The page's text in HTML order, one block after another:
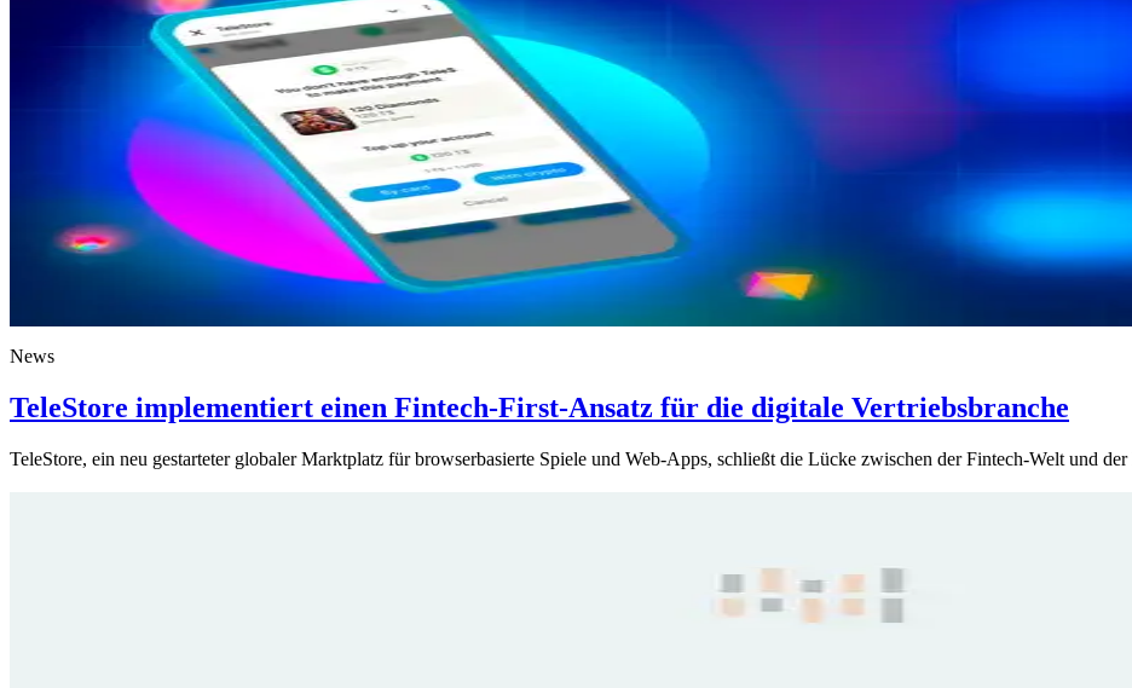
News
TeleStore implementiert einen Fintech-First-Ansatz für die digitale Vertriebsbranche
TeleStore, ein neu gestarteter globaler Marktplatz für browserbasierte Spiele und Web-Apps, schließt die Lücke zwischen der Fintech-Welt und